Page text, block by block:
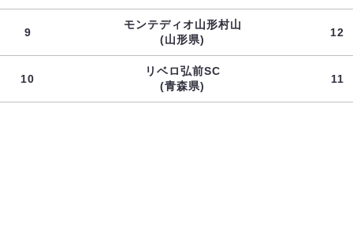
9
モンテディオ山形村山
(山形県)
12
10
リベロ弘前SC
(青森県)
11